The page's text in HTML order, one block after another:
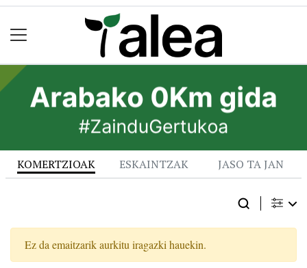
KOMERTZIOAK ESKAINTZAK JASO TA JAN
Ez da emaitzarik aurkitu iragazki hauekin.